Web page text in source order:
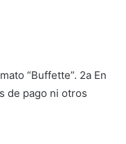
“Buffette”. 2a En
de pago ni otros